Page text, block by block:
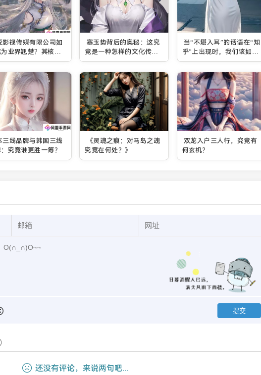
影视传媒有限公司如
业界翘楚？其核心
何在？
塞玉势背后的奥秘：这究
竟是一种怎样的文化传承
与艺术表达？
当“不堪入耳”的话语在“知
乎”上出现时，我们该如何
应对？
三线品牌与韩国三线
究竟谁更胜一筹？
《灵魂之痕：对马岛之魂
究竟在何处？》
双龙入户三人行，究竟有
何玄机？
还没有评论，来说两句吧...